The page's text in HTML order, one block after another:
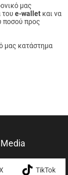
μας
του e-wallet και να
ποσού προς
μας κατάστημα
TikTok